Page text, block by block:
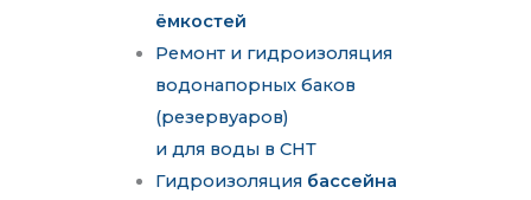
ёмкостей
Ремонт и гидроизоляция
водонапорных баков
(резервуаров)
и для воды в СНТ
Гидроизоляция бассейна